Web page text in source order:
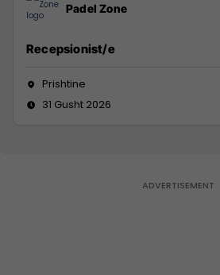
Padel Zone
Recepsionist/e
Prishtine
31 Gusht 2026